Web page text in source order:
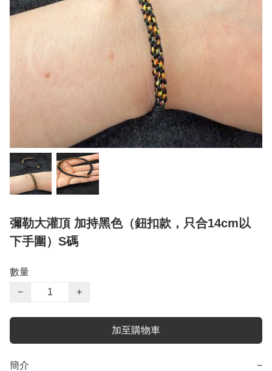
彌勒大灌頂 加持黑色（鈕扣款，只合14cm以
下手圍）S碼
數量
−
+
加至購物車
簡介 −